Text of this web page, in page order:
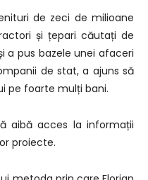
de zeci de milioane
și țepari căutați de
a pus bazele unei afaceri
de stat, a ajuns să
pe foarte mulți bani.
aibă acces la informații
proiecte.